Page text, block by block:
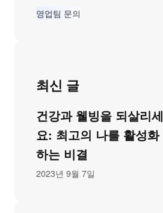
영업팀 문의
최신 글
건강과 웰빙을 되살리세
요: 최고의 나를 활성화
하는 비결
2023년 9월 7일